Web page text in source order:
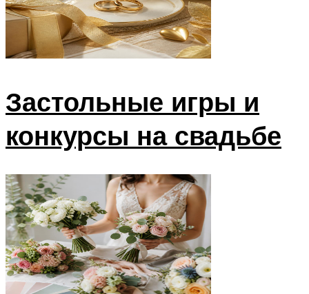
Застольные игры и
конкурсы на свадьбе